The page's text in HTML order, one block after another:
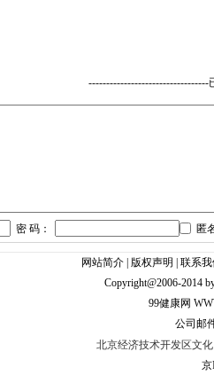
----------------------------------
密 码： 匿
网站简介 版权声明
联系
Copyright@2006-2014
99健康网
公司邮
北京经济技术开发区文
京